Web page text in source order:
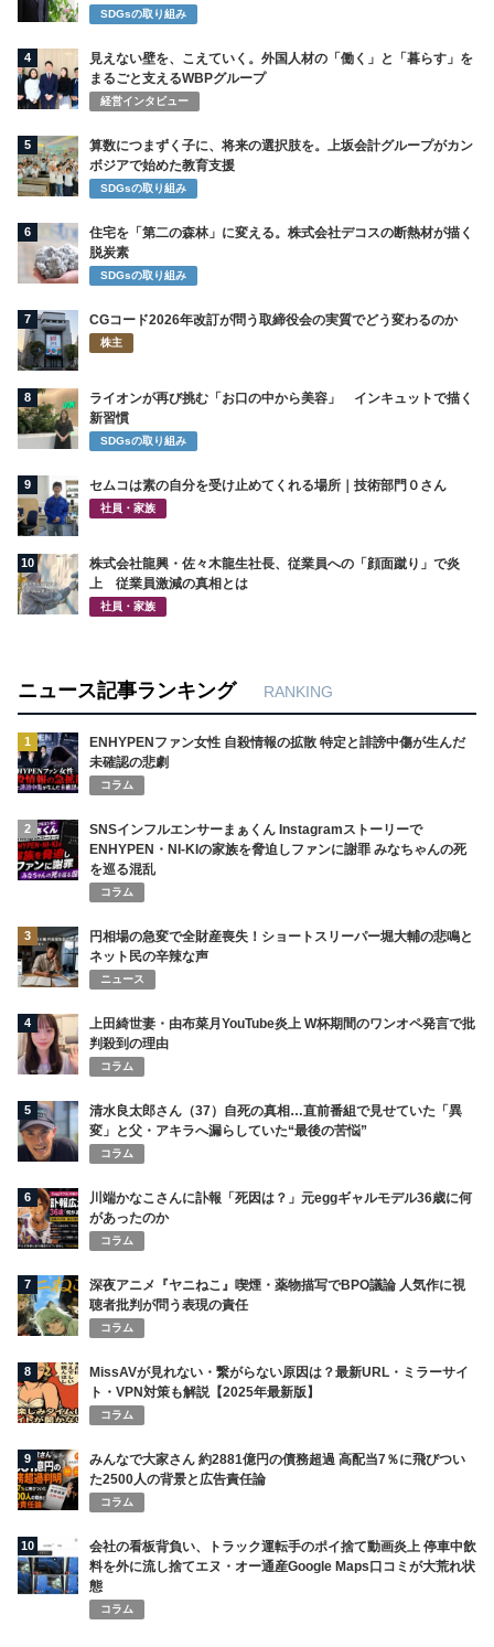
SDGsの取り組み
4
見えない壁を、こえていく。外国人材の「働く」と「暮らす」を
まるごと支えるWBPグループ
経営インタビュー
5
算数につまずく子に、将来の選択肢を。上坂会計グループがカン
ボジアで始めた教育支援
SDGsの取り組み
6
住宅を「第二の森林」に変える。株式会社デコスの断熱材が描く
脱炭素
SDGsの取り組み
7 CGコード2026年改訂が問う取締役会の実質でどう変わるのか
株主
8
ライオンが再び挑む「お口の中から美容」 インキュットで描く
新習慣
SDGsの取り組み
9 セムコは素の自分を受け止めてくれる場所｜技術部門０さん
社員・家族
10
株式会社龍興・佐々木龍生社長、従業員への「顔面蹴り」で炎
上 従業員激減の真相とは
社員・家族
ニュース記事ランキング RANKING
1
ENHYPENファン女性 自殺情報の拡散 特定と誹謗中傷が生んだ
未確認の悲劇
コラム
2
SNSインフルエンサーまぁくん Instagramストーリーで
ENHYPEN・NI-KIの家族を脅迫しファンに謝罪 みなちゃんの死
を巡る混乱
コラム
3
円相場の急変で全財産喪失！ショートスリーパー堀大輔の悲鳴と
ネット民の辛辣な声
ニュース
4
上田綺世妻・由布菜月YouTube炎上 W杯期間のワンオペ発言で批
判殺到の理由
コラム
5
清水良太郎さん（37）自死の真相…直前番組で見せていた「異
変」と父・アキラへ漏らしていた“最後の苦悩”
コラム
6
川端かなこさんに訃報「死因は？」元eggギャルモデル36歳に何
があったのか
コラム
7
深夜アニメ『ヤニねこ』喫煙・薬物描写でBPO議論 人気作に視
聴者批判が問う表現の責任
コラム
8
MissAVが見れない・繋がらない原因は？最新URL・ミラーサイ
ト・VPN対策も解説【2025年最新版】
コラム
9
みんなで大家さん 約2881億円の債務超過 高配当7％に飛びつい
た2500人の背景と広告責任論
コラム
10
会社の看板背負い、トラック運転手のポイ捨て動画炎上 停車中飲
料を外に流し捨てエヌ・オー通産Google Maps口コミが大荒れ状
態
コラム